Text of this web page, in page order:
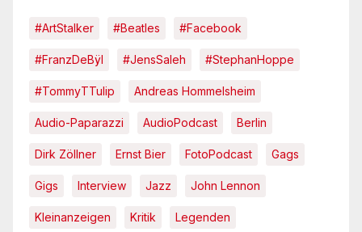
#ArtStalker #Beatles #Facebook
#FranzDeBÿl #JensSaleh #StephanHoppe
#TommyTTulip Andreas Hommelsheim
Audio-Paparazzi AudioPodcast Berlin
Dirk Zöllner Ernst Bier FotoPodcast Gags
Gigs Interview Jazz John Lennon
Kleinanzeigen Kritik Legenden